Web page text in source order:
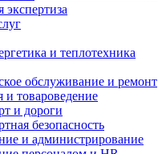
экспертиза
и теплотехника
обслуживание и ремонт
и товароведение
и дороги
безопасность
и администрирование